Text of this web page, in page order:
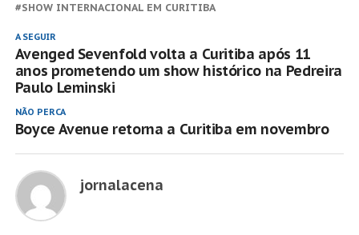
SHOW INTERNACIONAL EM CURITIBA
A SEGUIR
Avenged Sevenfold volta a Curitiba após 11
anos prometendo um show histórico na Pedreira
Paulo Leminski
NÃO PERCA
Boyce Avenue retorna a Curitiba em novembro
jornalacena